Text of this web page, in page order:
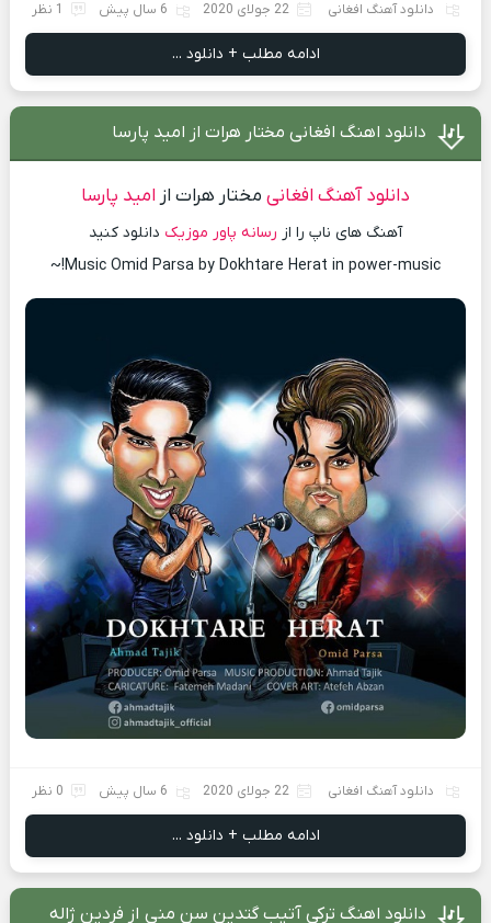
دانلود آهنگ افغانی 22 جولای 2020 6 سال پیش 1 نظر
ادامه مطلب + دانلود ...
دانلود اهنگ افغانی مختار هرات از امید پارسا
دانلود آهنگ افغانی مختار هرات از امید پارسا
آهنگ های ناپ را از رسانه پاور موزیک دانلود کنید
Music Omid Parsa by Dokhtare Herat in power-music!~
دانلود آهنگ افغانی 22 جولای 2020 6 سال پیش 0 نظر
ادامه مطلب + دانلود ...
دانلود اهنگ ترکی آتیب گتدین سن منی از فردین ژاله